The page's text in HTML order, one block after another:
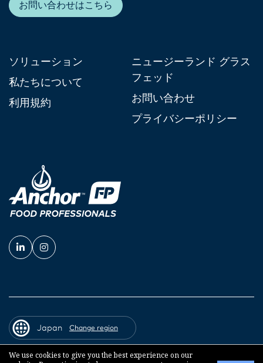
お問い合わせはこちら
ソリューション
私たちについて
利用規約
ニュージーランド グラス
フェッド
お問い合わせ
プライバシーポリシー
Japan Change region
We use cookies to give you the best experience on our